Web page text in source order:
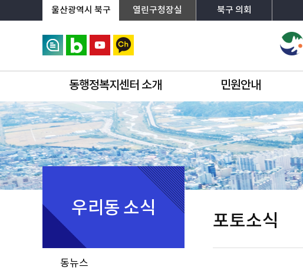
상단메뉴로 바로가기
전체메뉴로 바로가기
왼쪽메뉴로 바로가기
본문으로 바로가기울산광역시 북구 열린구청장실 북구 의회
동행정복지센터 소개 민원안내
우리동 소식
동뉴스
포토소식